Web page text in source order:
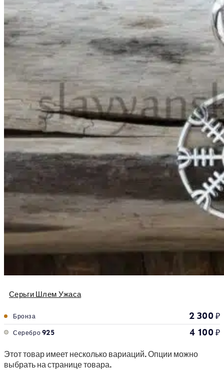
Серьги Шлем Ужаса
Бронза 2 300₽
Серебро 925 4 100₽
Этот товар имеет несколько вариаций. Опции можно
выбрать на странице товара.